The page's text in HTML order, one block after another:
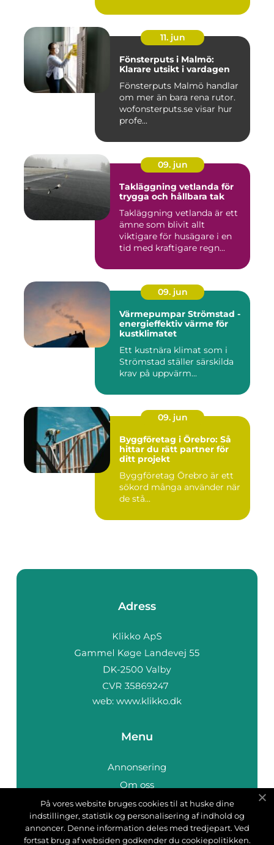
11. jun
Fönsterputs i Malmö:
Klarare utsikt i vardagen
Fönsterputs Malmö handlar
om mer än bara rena rutor.
wofonsterputs.se visar hur
profe...
09. jun
Takläggning vetlanda för
trygga och hållbara tak
Takläggning vetlanda är ett
ämne som blivit allt
viktigare för husägare i en
tid med kraftigare regn...
09. jun
Värmepumpar Strömstad -
energieffektiv värme för
kustklimatet
Ett kustnära klimat som i
Strömstad ställer särskilda
krav på uppvärm...
09. jun
Byggföretag i Örebro: Så
hittar du rätt partner för
ditt projekt
Byggföretag Örebro är ett
sökord många använder när
de stå...
Adress
web: www.klikko.dk
Menu
Annonsering
Om oss
Cookies
Kontakta oss
Sitemap
På vores website bruges cookies til at huske dine
indstillinger, statistik og personalisering af indhold og
annoncer. Denne information deles med tredjepart. Ved
fortsat brug af websiden godkender du cookiepolitikken.